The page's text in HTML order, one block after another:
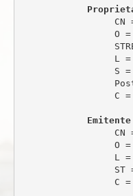
CN
O
L
S
C =
Emitente
CN
O
L =
ST
C =